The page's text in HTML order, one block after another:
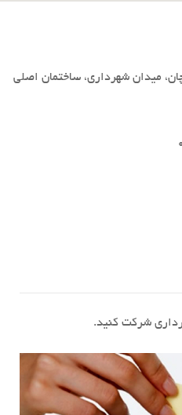
میدان شهرداری، ساختمان اصلی
شرکت کنید.